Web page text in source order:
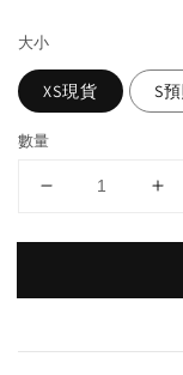
大小
XS現貨 S
數量